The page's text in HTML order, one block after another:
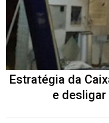
Estratégia da
e